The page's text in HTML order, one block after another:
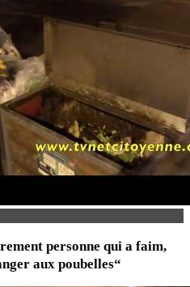
personne qui a faim,
aux poubelles“